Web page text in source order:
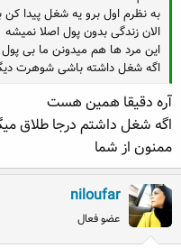
به نظرم اول برو یه شغل پیدا کن
الان زندگی بدون پول اصلا نمیشه
این مرد ها هم میدونن ما بی
اگه شغل داشته باشی شوهرت
آره دقیقا همین هست
اگه شغل داشتم درجا طلاق
ممنون از شما
niloufar
عضو فعال